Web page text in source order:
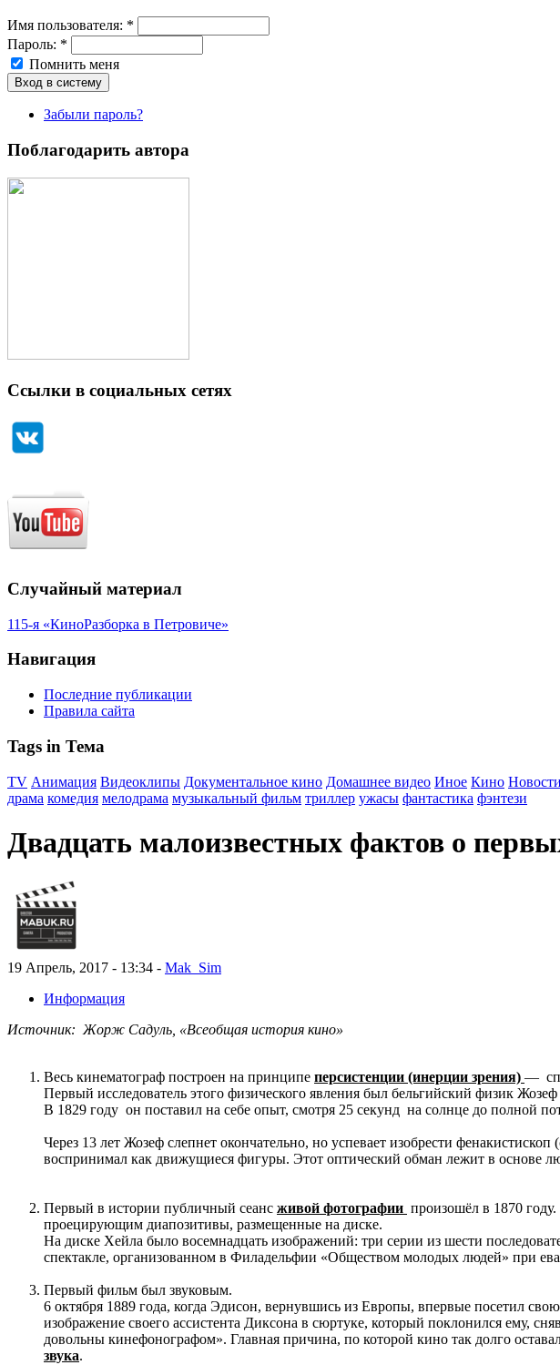
Имя пoльзовaтeля: *
Пароль: *
Помнить меня
Забыли пароль?
Поблагодарить автора
Ссылки в социальных сетях
Случайный материал
115-я «КиноРазборка в Петровиче»
Навигация
Последние публикации
Правила сайта
Tags in Тема
TV Анимация Видеоклипы Документальное кино Домашнее видео Иное Кино Новости
драма комедия мелодрама музыкальный фильм триллер ужасы фантастика фэнтези
Двадцать малоизвестных фактов о
19 Апрель, 2017 - 13:34 - Mak_Sim
Информация
Источник: Жорж Садуль, «Всеобщая история кино»
Весь кинематограф построен на принципе персистенции (инерции зрения) —
Первый исследователь этого физического явления был бельгийский физик
В 1829 году он поставил на себе опыт, смотря 25 секунд на солнце до полной
Через 13 лет Жозеф слепнет окончательно, но успевает изобрести
воспринимал как движущиеся фигуры. Этот оптический обман лежит в основе
Первый в истории публичный сеанс живой фотографии произошёл в 1870
проецирующим диапозитивы, размещенные на диске.
На диске Хейла было восемнадцать изображений: три серии из шести
спектакле, организованном в Филадельфии «Обществом молодых людей» при
Первый фильм был звуковым.
6 октября 1889 года, когда Эдисон, вернувшись из Европы, впервые посетил
изображение своего ассистента Диксона в сюртуке, который поклонился ему,
довольны кинефонографом». Главная причина, по которой кино так долго
звука.